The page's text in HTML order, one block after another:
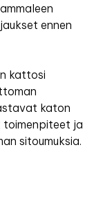
ennen
kattosi
katon
toimenpiteet ja
sitoumuksia.